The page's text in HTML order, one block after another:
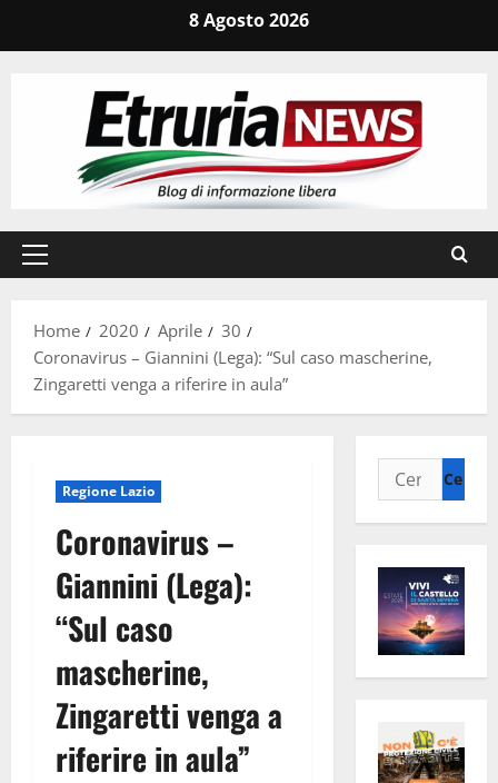
8 Agosto 2026
Menu
Home
2020 Aprile
30
Coronavirus – Giannini (Lega): “Sul caso mascherine,
Zingaretti venga a riferire in aula”
Regione Lazio
Coronavirus –
Giannini (Lega):
“Sul caso
mascherine,
Zingaretti venga a
riferire in aula”
Ricerca
per: